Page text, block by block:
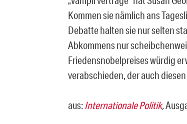
Kommen sie nämlich ans
Debatte halten sie nur selten
Abkommens nur
Friedensnobelpreises würdig
verabschieden, der auch
aus:Internationale Politik,